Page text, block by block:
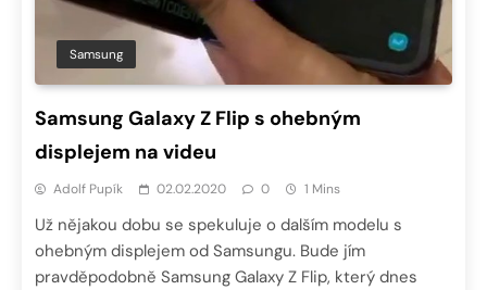
Samsung
Samsung Galaxy Z Flip s ohebným
displejem na videu
Adolf Pupík 02.02.2020 0 1 Mins
Už nějakou dobu se spekuluje o dalším modelu s
ohebným displejem od Samsungu. Bude jím
pravděpodobně Samsung Galaxy Z Flip, který dnes